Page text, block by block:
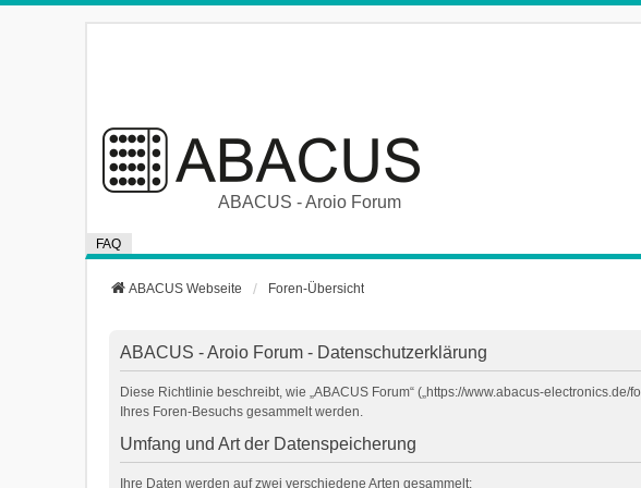
ABACUS - Aroio Forum
FAQ
ABACUS Webseite Foren-Übersicht
ABACUS - Aroio Forum - Datenschutzerklärung
Diese Richtlinie beschreibt, wie „ABACUS Forum“ („https://www.abacus-
Ihres Foren-Besuchs gesammelt werden.
Umfang und Art der Datenspeicherung
Ihre Daten werden auf zwei verschiedene Arten gesammelt: